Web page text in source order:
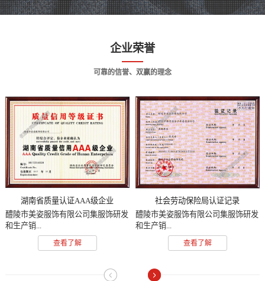
企业荣誉
可靠的信誉、双赢的理念
湖南省质量认证AAA级企业
醴陵市美姿服饰有限公司集服饰研发
和生产销...
查看了解
社会劳动保险局认证记录
醴陵市美姿服饰有限公司集服饰研发
和生产销...
查看了解